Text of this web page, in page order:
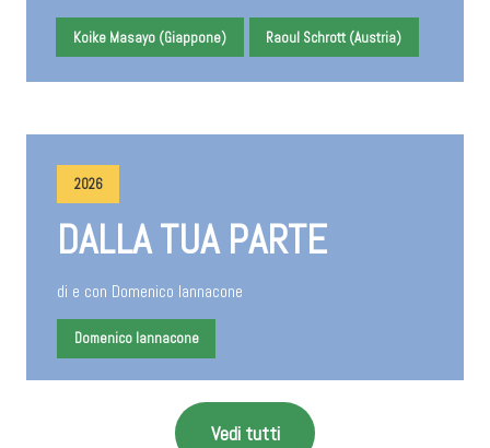
Koike Masayo (Giappone) Raoul Schrott (Austria)
2026
DALLA TUA PARTE
di e con Domenico Iannacone
Domenico Iannacone
Vedi tutti